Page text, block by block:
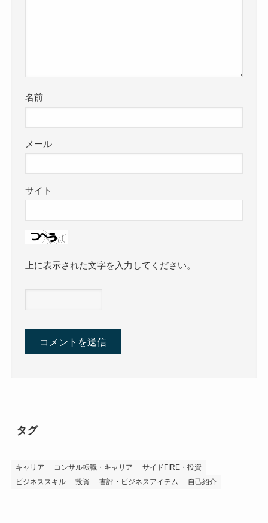
名前
メール
サイト
上に表示された文字を入力してください。
タグ
キャリア コンサル転職・キャリア
サイドFIRE・投資
ビジネススキル
投資 書評・ビジネスアイテム 自己紹介